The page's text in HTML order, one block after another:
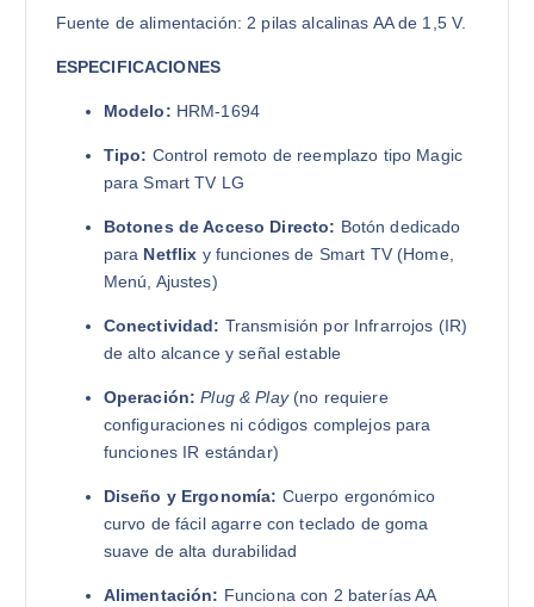
Fuente de alimentación: 2 pilas alcalinas AA de 1,5 V.
ESPECIFICACIONES
Modelo: HRM-1694
Tipo: Control remoto de reemplazo tipo Magic
para Smart TV LG
Botones de Acceso Directo: Botón dedicado
para Netflix y funciones de Smart TV (Home,
Menú, Ajustes)
Conectividad: Transmisión por Infrarrojos (IR)
de alto alcance y señal estable
Operación: Plug & Play(no requiere
configuraciones ni códigos complejos para
funciones IR estándar)
Diseño y Ergonomía: Cuerpo ergonómico
curvo de fácil agarre con teclado de goma
suave de alta durabilidad
Alimentación: Funciona con 2 baterías AA